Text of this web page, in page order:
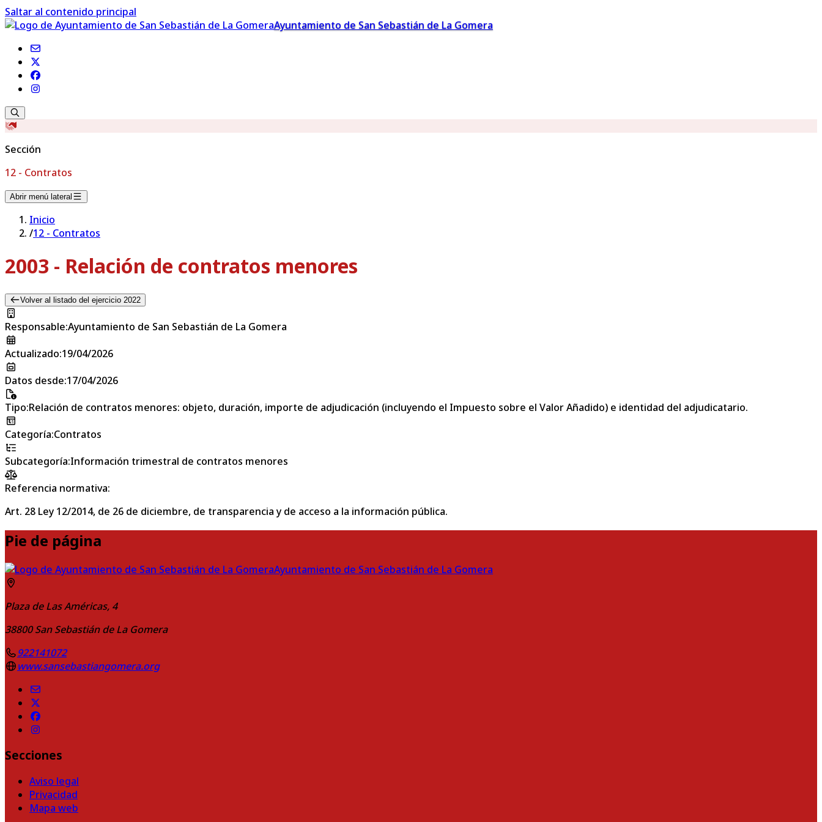
Saltar al contenido principal
Ayuntamiento de San Sebastián de La Gomera
Sección
12 - Contratos
Abrir menú lateral
Inicio
/12 - Contratos
2003 - Relación de contratos menores
Volver al listado del ejercicio 2022
Responsable:Ayuntamiento de San Sebastián de La Gomera
Actualizado:19/04/2026
Datos desde:17/04/2026
Tipo:Relación de contratos menores: objeto, duración, importe de adjudicación (incluyendo el Impuesto sobre el Valor Añadido) e identidad del adjudicatario.
Categoría:Contratos
Subcategoría:Información trimestral de contratos menores
Referencia normativa:
Art. 28 Ley 12/2014, de 26 de diciembre, de transparencia y de acceso a la información pública.
Pie de página
Ayuntamiento de San Sebastián de La Gomera
Plaza de Las Américas, 4
38800 San Sebastián de La Gomera
922141072
www.sansebastiangomera.org
Secciones
Aviso legal
Privacidad
Mapa web